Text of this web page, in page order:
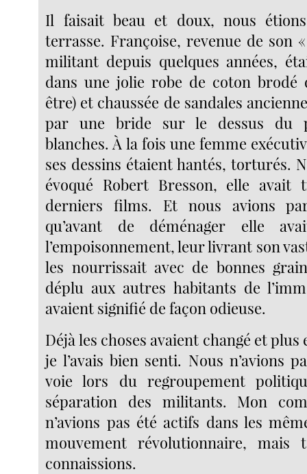
Il faisait beau et doux, nous
terrasse. Françoise, revenue de son
militant depuis quelques années,
dans une jolie robe de coton brodé
être) et chaussée de sandales
par une bride sur le dessus du
blanches. À la fois une femme
ses dessins étaient hantés, torturés.
évoqué Robert Bresson, elle avait
derniers films. Et nous avions
qu’avant de déménager elle
l’empoisonnement, leur livrant son
les nourrissait avec de bonnes
déplu aux autres habitants de
avaient signifié de façon odieuse.
Déjà les choses avaient changé et
je l’avais bien senti. Nous n’avions
voie lors du regroupement
séparation des militants. Mon
n’avions pas été actifs dans les
mouvement révolutionnaire, mais
connaissions.